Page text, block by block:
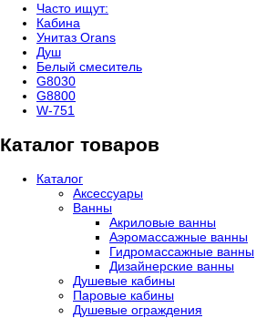
Часто ищут:
Кабина
Унитаз Orans
Душ
Белый смеситель
G8030
G8800
W-751
Каталог товаров
Каталог
Аксессуары
Ванны
Акриловые ванны
Аэромассажные ванны
Гидромассажные ванны
Дизайнерские ванны
Душевые кабины
Паровые кабины
Душевые ограждения